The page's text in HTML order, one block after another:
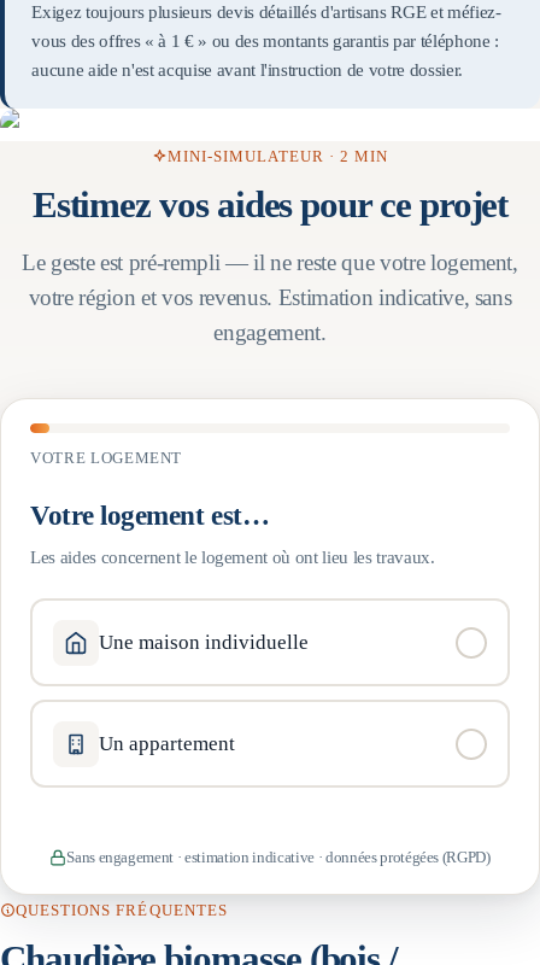
Exigez toujours plusieurs devis détaillés d'artisans RGE et méfiez-
vous des offres « à 1 € » ou des montants garantis par téléphone :
aucune aide n'est acquise avant l'instruction de votre dossier.
MINI-SIMULATEUR · 2 MIN
Estimez vos aides pour ce projet
Le geste est pré-rempli — il ne reste que votre logement,
votre région et vos revenus. Estimation indicative, sans
engagement.
VOTRE LOGEMENT
Votre logement est…
Les aides concernent le logement où ont lieu les travaux.
Une maison individuelle
Un appartement
Sans engagement · estimation indicative · données protégées (RGPD)
QUESTIONS FRÉQUENTES